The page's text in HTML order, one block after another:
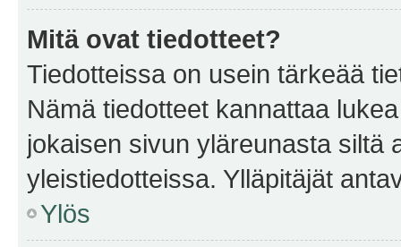
Mitä ovat tiedotteet?
Tiedotteissa on usein tärkeää
Nämä tiedotteet kannattaa
jokaisen sivun yläreunasta siltä
yleistiedotteissa. Ylläpitäjät
Ylös